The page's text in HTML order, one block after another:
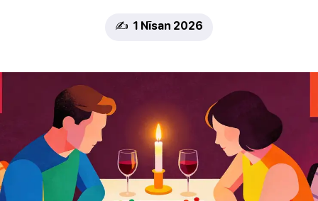
✍️ 1 Nīsan 2026